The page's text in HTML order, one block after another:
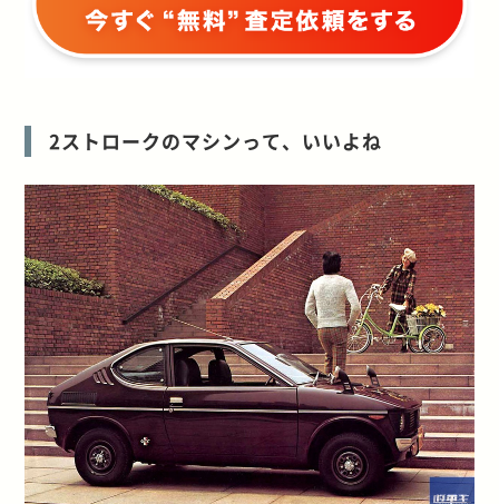
2ストロークのマシンって、いいよね